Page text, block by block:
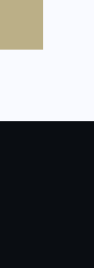
Maraton
wiedzieć